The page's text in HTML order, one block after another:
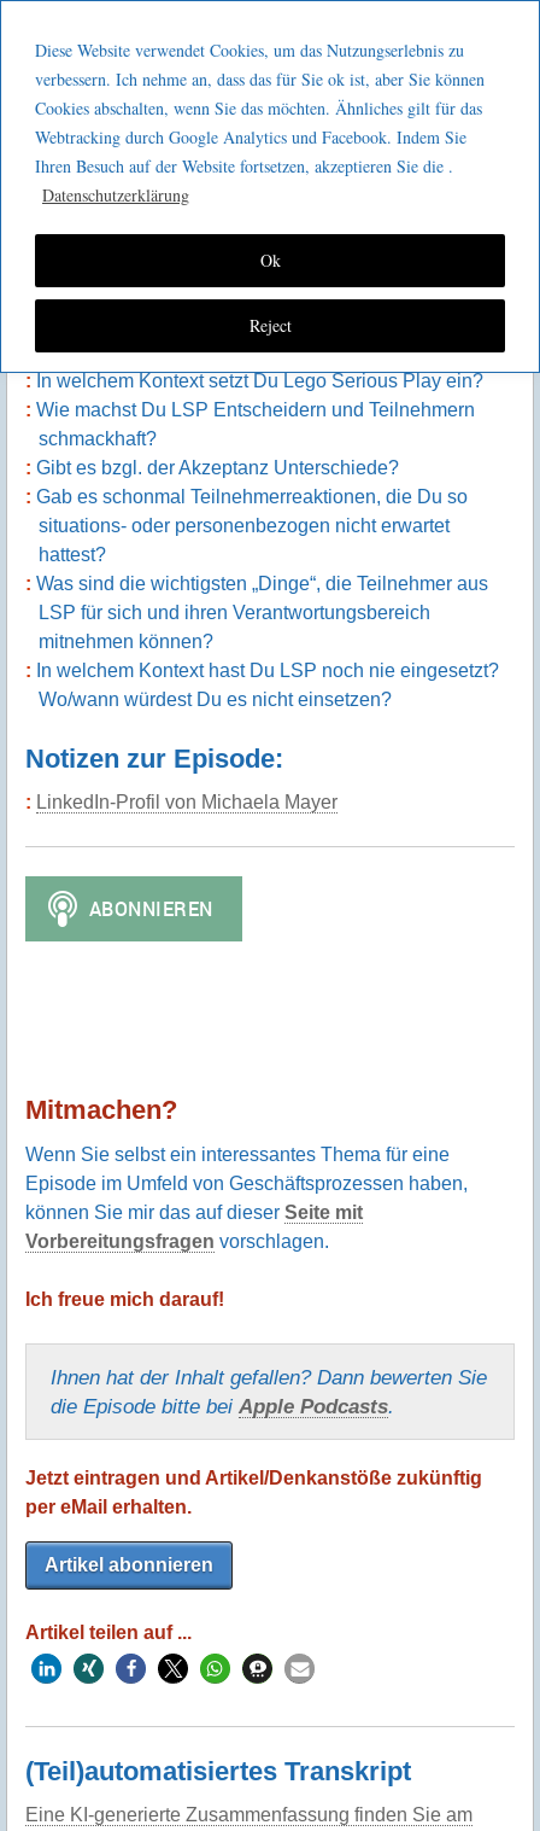
Diese Website verwendet Cookies, um das Nutzungserlebnis zu
verbessern. Ich nehme an, dass das für Sie ok ist, aber Sie können
Cookies abschalten, wenn Sie das möchten. Ähnliches gilt für das
Webtracking durch Google Analytics und Facebook. Indem Sie
Ihren Besuch auf der Website fortsetzen, akzeptieren Sie die .
Datenschutzerklärung
Reject
Ok
GeeMco :
Götz Müller
Consulting
Kaizen 2 go 313 : Lego Serious Play
Was war für Dich der Impuls mit Aspekten außerhalb
rein (produktions)technischer Themen zu beschäftigen?
Was war dann der Grund, Lego Serious Play
auszuwählen?
In welchem Kontext setzt Du Lego Serious Play ein?
Wie machst Du LSP Entscheidern und Teilnehmern
schmackhaft?
Gibt es bzgl. der Akzeptanz Unterschiede?
Gab es schonmal Teilnehmerreaktionen, die Du so
situations- oder personenbezogen nicht erwartet
hattest?
Was sind die wichtigsten „Dinge“, die Teilnehmer aus
LSP für sich und ihren Verantwortungsbereich
mitnehmen können?
In welchem Kontext hast Du LSP noch nie eingesetzt?
Wo/wann würdest Du es nicht einsetzen?
Notizen zur Episode:
LinkedIn-Profil von Michaela Mayer
Mitmachen?
Wenn Sie selbst ein interessantes Thema für eine
Episode im Umfeld von Geschäftsprozessen haben,
können Sie mir das auf dieser Seite mit
Vorbereitungsfragen vorschlagen.
Ich freue mich darauf!
Ihnen hat der Inhalt gefallen? Dann bewerten Sie
die Episode bitte bei Apple Podcasts
Jetzt eintragen und Artikel/Denkanstöße zukünftig
per eMail erhalten.
Artikel abonnieren
Artikel teilen auf ...
(Teil)automatisiertes Transkript
Eine KI-generierte Zusammenfassung finden Sie am